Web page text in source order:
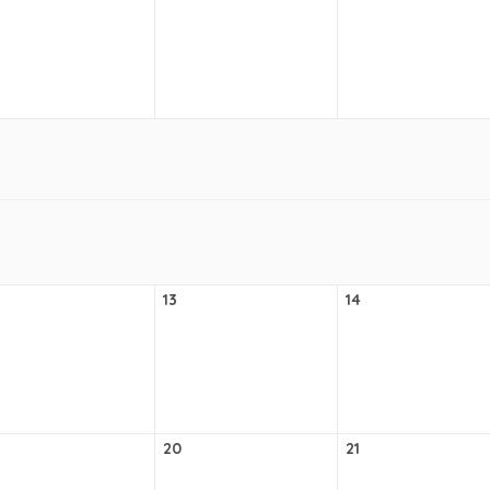
13 14
20 21